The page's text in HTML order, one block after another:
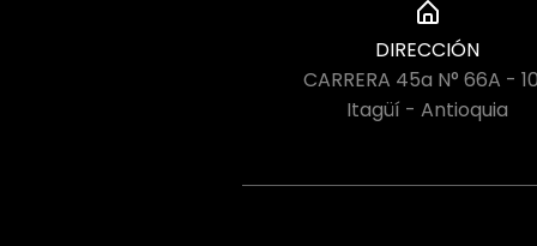
DIRECCIÓN
CARRERA 45a N° 66A -
Itagüí - Antioquia